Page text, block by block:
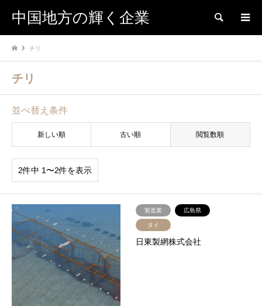
中国地方の輝く企業 検索
チリ
チリ
並べ替え条件
新しい順 古い順 閲覧数順
2件中 1〜2件を表示
製造業 広島県
タイ
日東製網株式会社